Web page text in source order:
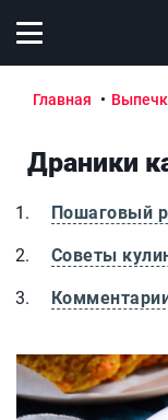
Открыть меню
Главная
Драники
Пошаговый
Советы
Драники